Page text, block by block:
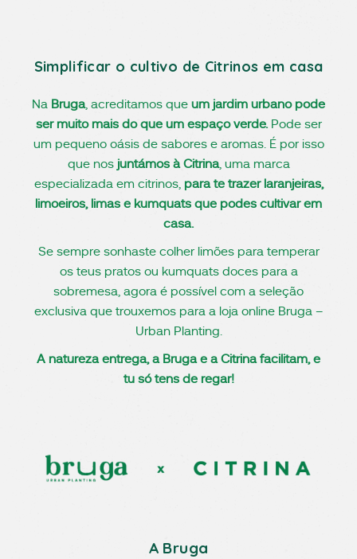
Simplificar o cultivo de Citrinos em casa
Na Bruga, acreditamos que um jardim urbano pode
ser muito mais do que um espaço verde.Pode ser
um pequeno oásis de sabores e aromas. É por isso
que nosjuntámos à Citrina, uma marca
especializada em citrinos, para te trazer laranjeiras,
limoeiros, limas e kumquats que podes cultivar em
casa.
Se sempre sonhaste colher limões para temperar
os teus pratos ou kumquats doces para a
sobremesa, agora é possível com a seleção
exclusiva que trouxemos para a loja online Bruga –
Urban Planting.
A natureza entrega, a Bruga e a Citrina facilitam, e
tu só tens de regar!
A Bruga